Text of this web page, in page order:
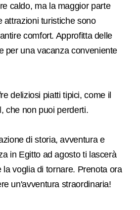
caldo, ma la maggior parte
attrazioni turistiche sono
comfort. Approfitta delle
per una vacanza conveniente
deliziosi piatti tipici, come il
che non puoi perderti.
di storia, avventura e
in Egitto ad agosto ti lascerà
la voglia di tornare. Prenota ora
un'avventura straordinaria!